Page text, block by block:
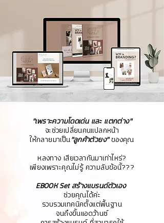
"เพราะความโดดเด่น และ แตกต่าง"
จะช่วยเปลี่ยนคนแปลกหน้า
ให้กลายมาเป็น"ลูกค้าตัวยง"ของคุณ
หลงทาง เสียเวลากันมาเท่าไหร่?
เพียงเพราะคุณไม่รู้ ความลับข้อนี้???
EBOOK Set สร้างแบรนด์ตัวเอง
ช่วยคุณได้ค่ะ
รวบรวมเทคนิคตั้งแต่พื้นฐาน
จนถึงขั้นแอดว้านซ์